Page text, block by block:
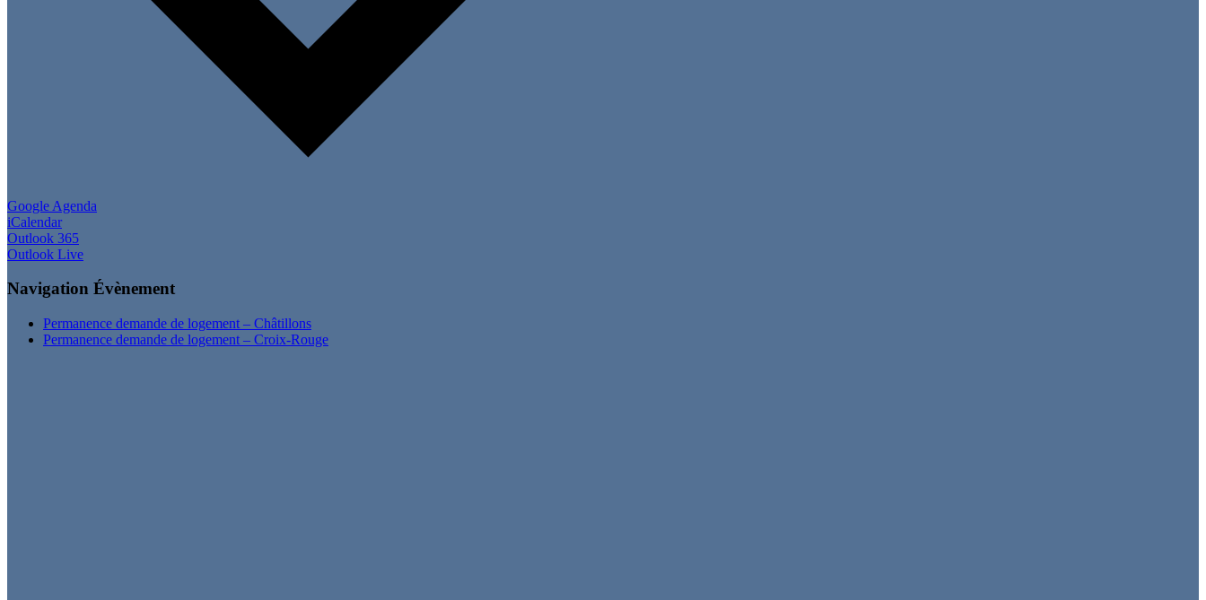
Google Agenda
iCalendar
Outlook 365
Outlook Live
Navigation Évènement
Permanence demande de logement – Châtillons
Permanence demande de logement – Croix-Rouge